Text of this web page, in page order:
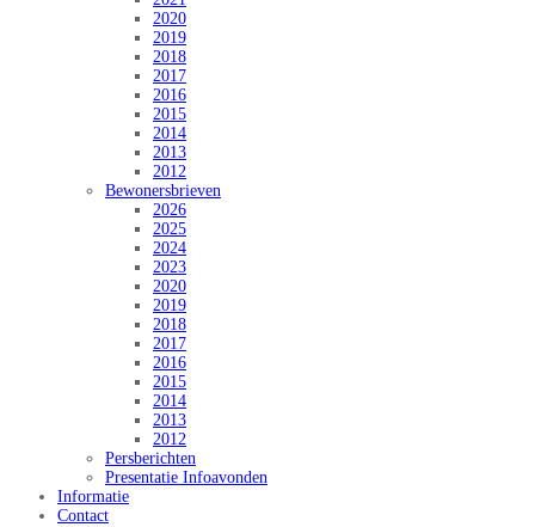
2020
2019
2018
2017
2016
2015
2014
2013
2012
Bewonersbrieven
2026
2025
2024
2023
2020
2019
2018
2017
2016
2015
2014
2013
2012
Persberichten
Presentatie Infoavonden
Informatie
Contact